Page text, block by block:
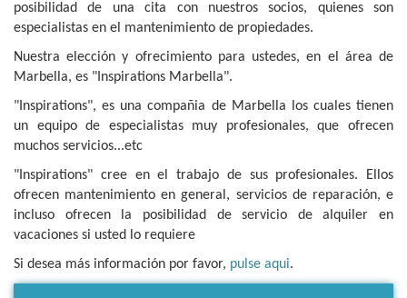
posibilidad de una cita con nuestros socios, quienes son
especialistas en el mantenimiento de propiedades.
Nuestra elección y ofrecimiento para ustedes, en el área de
Marbella, es "Inspirations Marbella".
"Inspirations", es una compañia de Marbella los cuales tienen
un equipo de especialistas muy profesionales, que ofrecen
muchos servicios...etc
"Inspirations" cree en el trabajo de sus profesionales. Ellos
ofrecen mantenimiento en general, servicios de reparación, e
incluso ofrecen la posibilidad de servicio de alquiler en
vacaciones si usted lo requiere
Si desea más información por favor, pulse aqui.